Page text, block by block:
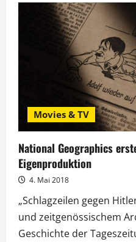
Deutsches
Album-
Debüt
den
Top
20
Movies & TV
National Geographics
Eigenproduktion
4. Mai 2018
„Schlagzeilen gegen
und zeitgenössischem
Geschichte der